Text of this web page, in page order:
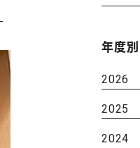
年度
2026
2025
2024